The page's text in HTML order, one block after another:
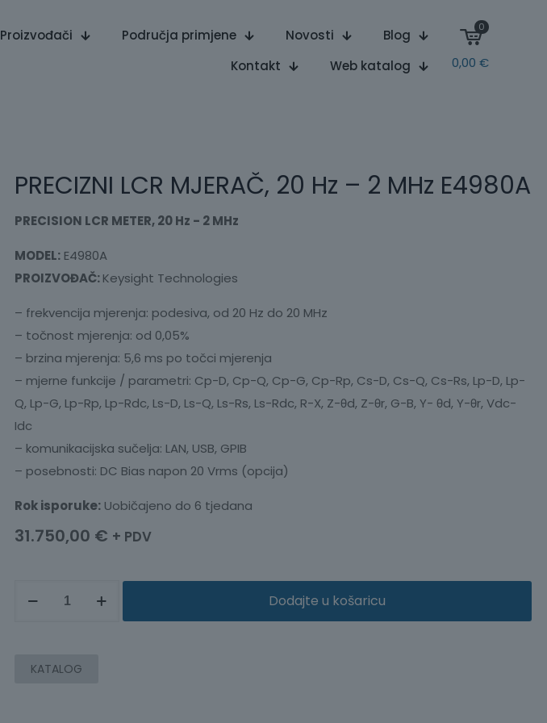
Proizvođači Područja primjene Novosti
Blog
Kontakt
Web katalog
0
0,00 €
PRECIZNI LCR MJERAČ, 20 Hz – 2 MHz E4980A
PRECISION LCR METER, 20 Hz - 2 MHz
MODEL: E4980A
PROIZVOĐAČ:Keysight Technologies
– frekvencija mjerenja: podesiva, od 20 Hz do 20 MHz
– točnost mjerenja: od 0,05%
– brzina mjerenja: 5,6 ms po točci mjerenja
– mjerne funkcije / parametri: Cp-D, Cp-Q, Cp-G, Cp-Rp, Cs-D, Cs-Q, Cs-Rs, Lp-D, Lp-
Q, Lp-G, Lp-Rp, Lp-Rdc, Ls-D, Ls-Q, Ls-Rs, Ls-Rdc, R-X, Z-θd, Z-θr, G-B, Y- θd, Y-θr, Vdc-
Idc
– komunikacijska sučelja: LAN, USB, GPIB
– posebnosti: DC Bias napon 20 Vrms (opcija)
Rok isporuke: Uobičajeno do 6 tjedana
31.750,00 € + PDV
Dodajte u košaricu
KATALOG